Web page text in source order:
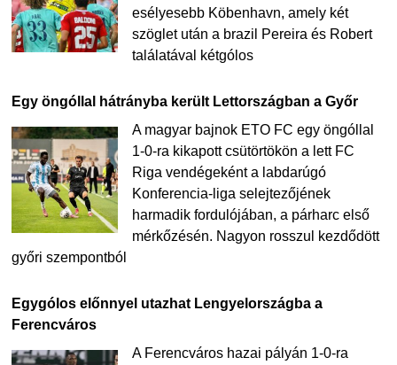
esélyesebb Köbenhavn, amely két
szöglet után a brazil Pereira és Robert
találatával kétgólos
Egy öngóllal hátrányba került Lettországban a Győr
A magyar bajnok ETO FC egy öngóllal
1-0-ra kikapott csütörtökön a lett FC
Riga vendégeként a labdarúgó
Konferencia-liga selejtezőjének
harmadik fordulójában, a párharc első
mérkőzésén. Nagyon rosszul kezdődött
győri szempontból
Egygólos előnnyel utazhat Lengyelországba a
Ferencváros
A Ferencváros hazai pályán 1-0-ra